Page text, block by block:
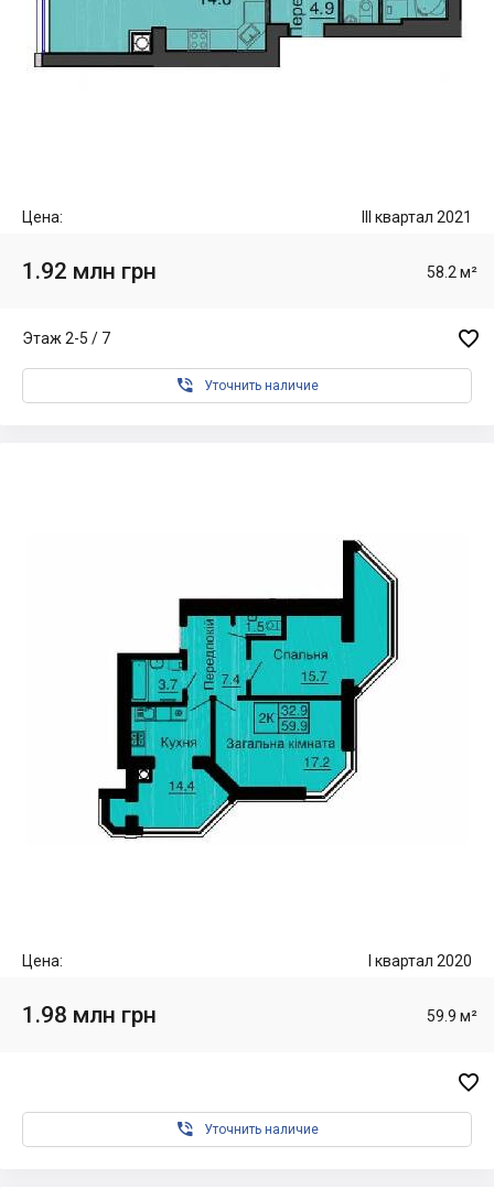
Цена: III квартал 2021
1.92 млн грн 58.2 м²
Этаж 2-5 / 7 
 Уточнить наличие
Цена: I квартал 2020
1.98 млн грн 59.9 м²

 Уточнить наличие